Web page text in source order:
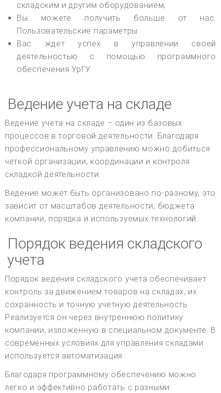
складским и другим оборудованием;
Вы можете получить больше от нас.
Пользовательские параметры:
Вас ждет успех в управлении своей
деятельностью с помощью программного
обеспечения УрГУ.
Ведение учета на складе
Ведение учета на складе – один из базовых
процессов в торговой деятельности. Благодаря
профессиональному управлению можно добиться
четкой организации, координации и контроля
складкой деятельности.
Ведение может быть организовано по-разному, это
зависит от масштабов деятельности, бюджета
компании, порядка и используемых технологий.
Порядок ведения складского
учета
Порядок ведения складского учета обеспечивает
контроль за движением товаров на складах, их
сохранность и точную учетную деятельность.
Реализуется он через внутреннюю политику
компании, изложенную в специальном документе. В
современных условиях для управления складами
используется автоматизация.
Благодаря программному обеспечению можно
легко и эффективно работать с разными